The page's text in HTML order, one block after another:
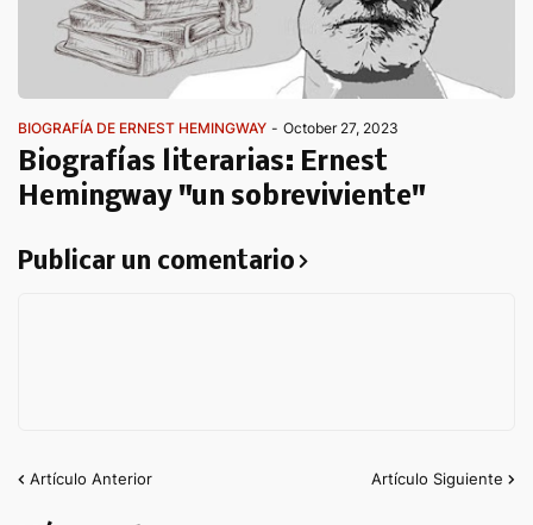
BIOGRAFÍA DE ERNEST HEMINGWAY - October 27, 2023
Biografías literarias: Ernest
Hemingway "un sobreviviente"
Publicar un comentario
Artículo Anterior Artículo Siguiente